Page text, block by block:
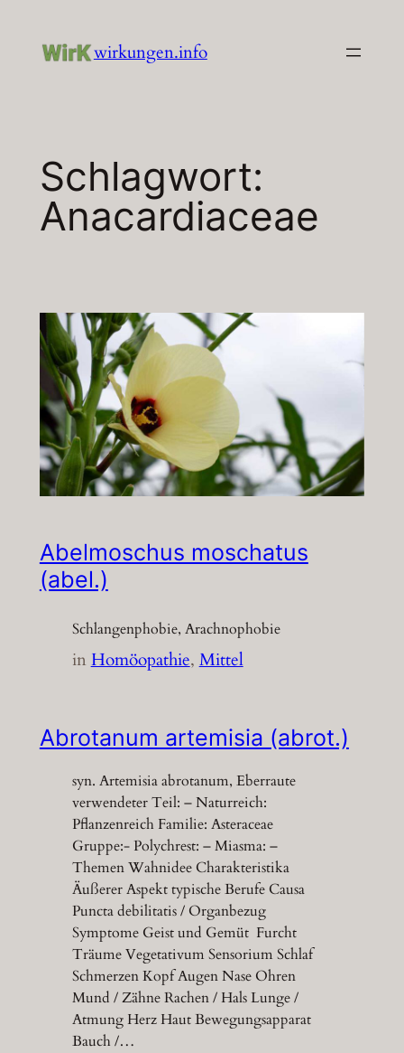
Inhalt
wirkungen.info
Schlagwort:
Anacardiaceae
Abelmoschus moschatus
(abel.)
Schlangenphobie, Arachnophobie
inHomöopathie, Mittel
Abrotanum artemisia (abrot.)
syn. Artemisia abrotanum, Eberraute
verwendeter Teil: – Naturreich:
Pflanzenreich Familie: Asteraceae
Gruppe:- Polychrest: – Miasma: –
Themen Wahnidee Charakteristika
Äußerer Aspekt typische Berufe Causa
Puncta debilitatis / Organbezug
Symptome Geist und Gemüt Furcht
Träume Vegetativum Sensorium Schlaf
Schmerzen Kopf Augen Nase Ohren
Mund / Zähne Rachen / Hals Lunge /
Atmung Herz Haut Bewegungsapparat
Bauch /…